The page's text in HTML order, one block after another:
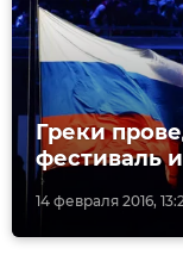
14 февраля 2016,
Греки
фестиваль